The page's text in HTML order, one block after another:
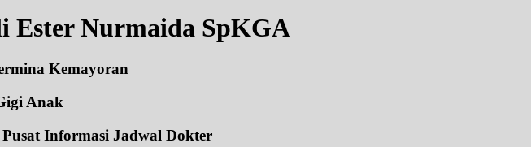
Ester Nurmaida SpKGA
Kemayoran
Anak
Informasi Jadwal Dokter